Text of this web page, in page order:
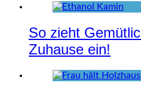
So zieht
Zuhause ein!